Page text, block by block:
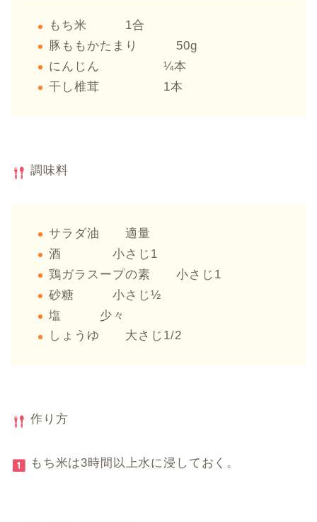
もち米 1合
豚ももかたまり 50g
にんじん ¼本
干し椎茸 1本
調味料
サラダ油 適量
酒 小さじ1
鶏ガラスープの素 小さじ1
砂糖 小さじ½
塩 少々
しょうゆ 大さじ1/2
作り方
もち米は3時間以上水に浸しておく。